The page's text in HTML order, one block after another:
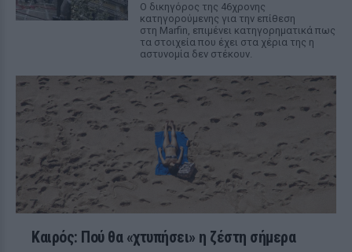
Ο δικηγόρος της 46χρονης
κατηγορούμενης για την επίθεση
στη Marfin, επιμένει κατηγορηματικά πως
τα στοιχεία που έχει στα χέρια της η
αστυνομία δεν στέκουν.
Καιρός: Πού θα «χτυπήσει» η ζέστη σήμερα